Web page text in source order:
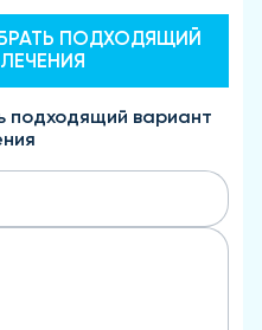
ПОДХОДЯЩИЙ
подходящий вариант